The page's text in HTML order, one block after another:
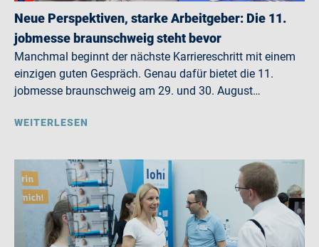
Neue Perspektiven, starke Arbeitgeber: Die 11.
jobmesse braunschweig steht bevor
Manchmal beginnt der nächste Karriereschritt mit einem
einzigen guten Gespräch. Genau dafür bietet die 11.
jobmesse braunschweig am 29. und 30. August…
WEITERLESEN